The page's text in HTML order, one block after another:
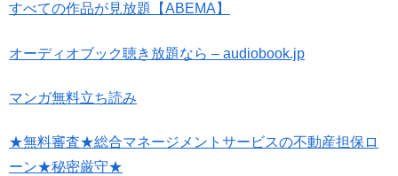
すべての作品が見放題【ABEMA】
オーディオブック聴き放題なら – audiobook.jp
マンガ無料立ち読み
★無料審査★総合マネージメントサービスの不動産担保ロ
ーン★秘密厳守★